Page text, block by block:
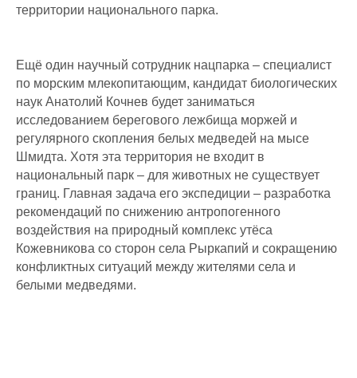
территории национального парка.
Ещё один научный сотрудник нацпарка – специалист
по морским млекопитающим, кандидат биологических
наук Анатолий Кочнев будет заниматься
исследованием берегового лежбища моржей и
регулярного скопления белых медведей на мысе
Шмидта. Хотя эта территория не входит в
национальный парк – для животных не существует
границ. Главная задача его экспедиции – разработка
рекомендаций по снижению антропогенного
воздействия на природный комплекс утёса
Кожевникова со сторон села Рыркапий и сокращению
конфликтных ситуаций между жителями села и
белыми медведями.